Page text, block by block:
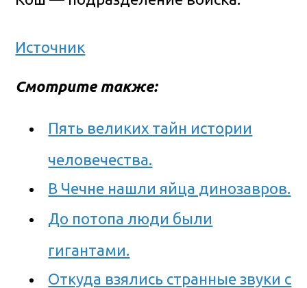
Источник
Смотрите также:
Пять великих тайн истории
человечества.
В Чечне нашли яйца динозавров.
До потопа люди были
гигантами.
Откуда взялись странные звуки с